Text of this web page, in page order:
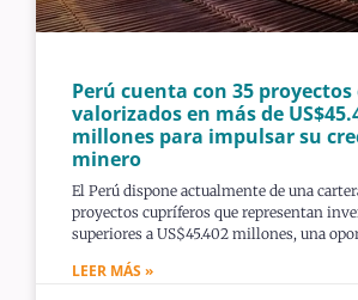
Perú cuenta con 35 proyectos
valorizados en más de
millones para impulsar su
minero
El Perú dispone actualmente de una
proyectos cupríferos que representan
superiores a US$45.402 millones, una
LEER MÁS »